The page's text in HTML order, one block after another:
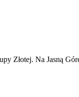
Złotej. Na Jasną